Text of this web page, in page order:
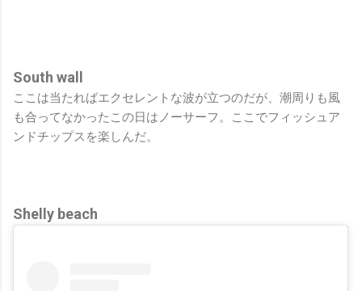
South wall
ここは当たればエクセレントな波が立つのだが、潮周りも風
も合ってなかったこの日はノーサーフ。ここでフィッシュア
ンドチップスを楽しんだ。
Shelly beach